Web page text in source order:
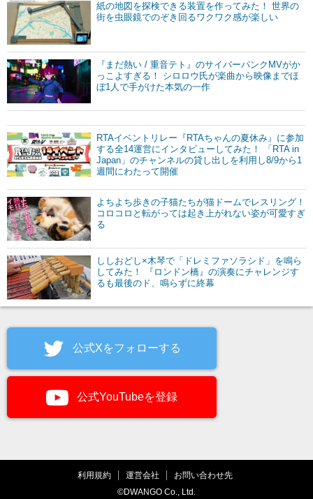
紙の地図を探検できる装置を作ってみた！ 世界の
街を虫眼鏡でのぞき回るワクワク感が楽しい
『まだ熱い / 重音テト』のサイバーパンクMVがか
っこよすぎる！ シロロウ氏が楽曲から映像までほ
ぼ1人で手がけた本気の一作
RTAイベントリレー『RTAちゃんの夏休み』に参加
する全14運営にインタビューしてみた！ 「RTA in
Japan」のチャンネルの貸し出しを利用し8/9から1
週間にわたって開催
よちよち歩きの子猫たちが猫ドームでレスリング！
コロコロと転がっては起き上がれない姿が可愛すぎ
る
ししおどし×木琴で「ドレミファソラシド」を鳴ら
してみた！ 『ロンドン橋』の演奏にチャレンジす
るも最後のド、鳴らずに終幕
公式Xをフォローする
公式YouTubeを登録
利用規約 運営会社
お問い合わせ先
©DWANGO Co., Ltd.